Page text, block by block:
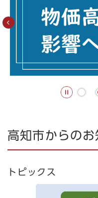
文
高知市からのお
トピックス